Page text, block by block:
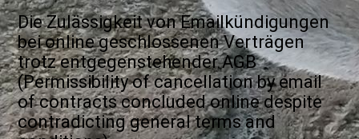
Die Zulässigkeit von Emailkündigungen
bei online geschlossenen Verträgen
trotz entgegenstehender AGB
(Permissibility of cancellation by email
of contracts concluded online despite
contradicting general terms and